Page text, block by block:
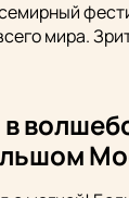
мира.